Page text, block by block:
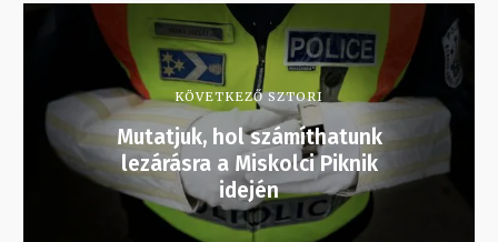
KÖVETKEZŐ SZTORI
Mutatjuk, hol számíthatunk
lezárásra a Miskolci Piknik
idején